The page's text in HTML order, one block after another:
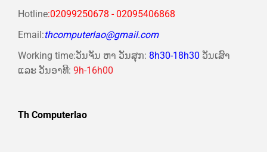
Hotline:02099250678 - 02095406868
Email:thcomputerlao@gmail.com
Working time:ວັນຈັນ ຫາ ວັນສຸກ: 8h30-18h30 ວັນເສົາ
ແລະ ວັນອາທີ: 9h-16h00
Th Computerlao